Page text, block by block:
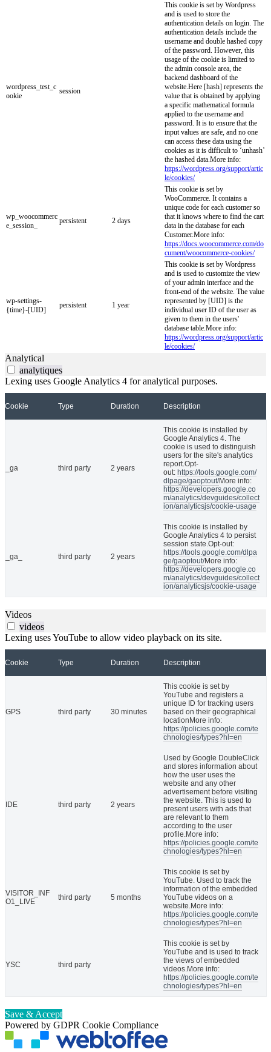
wordpress_test_c
ookie
session
This cookie is set by Wordpress
and is used to store the
authentication details on login. The
authentication details include the
username and double hashed copy
of the password. However, this
usage of the cookie is limited to
the admin console area, the
backend dashboard of the
website.Here [hash] represents the
value that is obtained by applying
a specific mathematical formula
applied to the username and
password. It is to ensure that the
input values are safe, and no one
can access these data using the
cookies as it is difficult to ‘unhash’
the hashed data.More info:
https://wordpress.org/support/artic
le/cookies/
wp_woocommerc
e_session_
persistent 2 days
This cookie is set by
WooCommerce. It contains a
unique code for each customer so
that it knows where to find the cart
data in the database for each
Customer.More info:
https://docs.woocommerce.com/do
cument/woocommerce-cookies/
wp-settings-
{time}-[UID]
persistent 1 year
This cookie is set by Wordpress
and is used to customize the view
of your admin interface and the
front-end of the website. The value
represented by [UID] is the
individual user ID of the user as
given to them in the users'
database table.More info:
https://wordpress.org/support/artic
le/cookies/
Analytical
analytiques
Lexing uses Google Analytics 4 for analytical purposes.
Cookie Type Duration Description
_ga third party 2 years
This cookie is installed by
Google Analytics 4. The
cookie is used to distinguish
users for the site's analytics
report.Opt-
out: https://tools.google.com/
dlpage/gaoptout/More info:
https://developers.google.co
m/analytics/devguides/collect
ion/analyticsjs/cookie-usage
_ga_ third party 2 years
This cookie is installed by
Google Analytics 4 to persist
session state.Opt-out:
https://tools.google.com/dlpa
ge/gaoptout/More info:
https://developers.google.co
m/analytics/devguides/collect
ion/analyticsjs/cookie-usage
Videos
videos
Lexing uses YouTube to allow video playback on its site.
Cookie Type Duration Description
GPS third party 30 minutes
This cookie is set by
YouTube and registers a
unique ID for tracking users
based on their geographical
locationMore info:
https://policies.google.com/te
chnologies/types?hl=en
IDE third party 2 years
Used by Google DoubleClick
and stores information about
how the user uses the
website and any other
advertisement before visiting
the website. This is used to
present users with ads that
are relevant to them
according to the user
profile.More info:
https://policies.google.com/te
chnologies/types?hl=en
VISITOR_INF
O1_LIVE
third party 5 months
This cookie is set by
YouTube. Used to track the
information of the embedded
YouTube videos on a
website.More info:
https://policies.google.com/te
chnologies/types?hl=en
YSC third party
This cookie is set by
YouTube and is used to track
the views of embedded
videos.More info:
https://policies.google.com/te
chnologies/types?hl=en
Save & Accept
Powered by GDPR Cookie Compliance